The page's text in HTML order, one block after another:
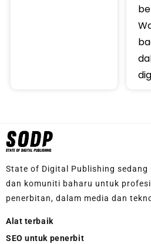
State of Digital Publishing sedang
dan komuniti baharu untuk
penerbitan, dalam media dan
Alat terbaik
SEO untuk penerbit